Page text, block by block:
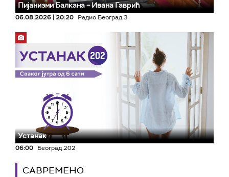
Пијанизми Балкана – Ивана Гаврић
06.08.2026 | 20:20 Радио Београд 3
Устанак
06:00 Београд 202
САВРЕМЕНО